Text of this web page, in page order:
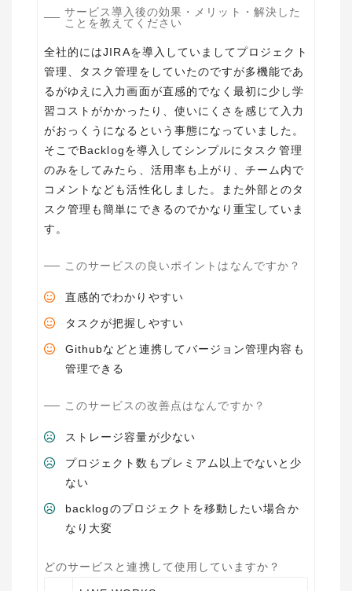
サービス導入後の効果・メリット・解決した
ことを教えてください
全社的にはJIRAを導入していましてプロジェクト
管理、タスク管理をしていたのですが多機能であ
るがゆえに入力画面が直感的でなく最初に少し学
習コストがかかったり、使いにくさを感じて入力
がおっくうになるという事態になっていました。
そこでBacklogを導入してシンプルにタスク管理
のみをしてみたら、活用率も上がり、チーム内で
コメントなども活性化しました。また外部とのタ
スク管理も簡単にできるのでかなり重宝していま
す。
このサービスの良いポイントはなんですか？
直感的でわかりやすい
タスクが把握しやすい
Githubなどと連携してバージョン管理内容も
管理できる
このサービスの改善点はなんですか？
ストレージ容量が少ない
プロジェクト数もプレミアム以上でないと少
ない
backlogのプロジェクトを移動したい場合か
なり大変
どのサービスと連携して使用していますか？